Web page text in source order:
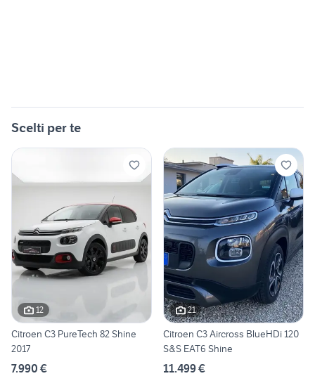
Scelti per te
12
Citroen C3 PureTech 82 Shine
2017
7.990 €
21
Citroen C3 Aircross BlueHDi 120
S&S EAT6 Shine
11.499 €